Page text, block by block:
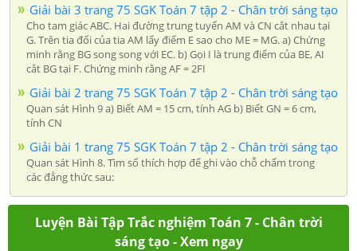
Giải bài 3 trang 75 SGK Toán 7 tập 2 - Chân trời sáng tạo
Cho tam giác ABC. Hai đường trung tuyến AM và CN cắt nhau tại
G. Trên tia đối của tia AM lấy điểm E sao cho ME = MG. a) Chứng
minh rằng BG song song với EC. b) Gọi I là trung điểm của BE, AI
cắt BG tại F. Chứng minh rằng AF = 2FI
Giải bài 2 trang 75 SGK Toán 7 tập 2 - Chân trời sáng tạo
Quan sát Hình 9 a) Biết AM = 15 cm, tính AG b) Biết GN = 6 cm,
tính CN
Giải bài 1 trang 75 SGK Toán 7 tập 2 - Chân trời sáng tạo
Quan sát Hình 8. Tìm số thích hợp để ghi vào chỗ chấm trong
các đẳng thức sau:
Luyện Bài Tập Trắc nghiệm Toán 7 - Chân trời
sáng tạo - Xem ngay